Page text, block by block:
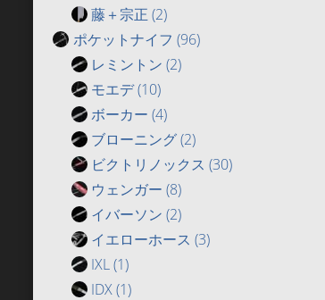
藤＋宗正 (2)
ポケットナイフ (96)
レミントン (2)
モエデ(10)
ボーカー (4)
ブローニング(2)
ビクトリノックス (30)
ウェンガー (8)
イバーソン (2)
イエローホース (3)
IXL(1)
IDX(1)